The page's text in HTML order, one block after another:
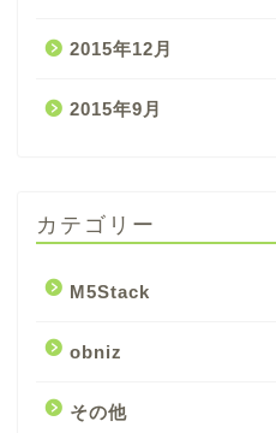
2015年12月
2015年9月
カテゴリー
M5Stack
obniz
その他